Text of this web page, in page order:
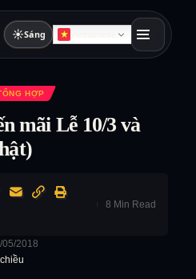
☀Sáng
HỢP
mãi Lễ 10/3 và
2018
8 Min Read